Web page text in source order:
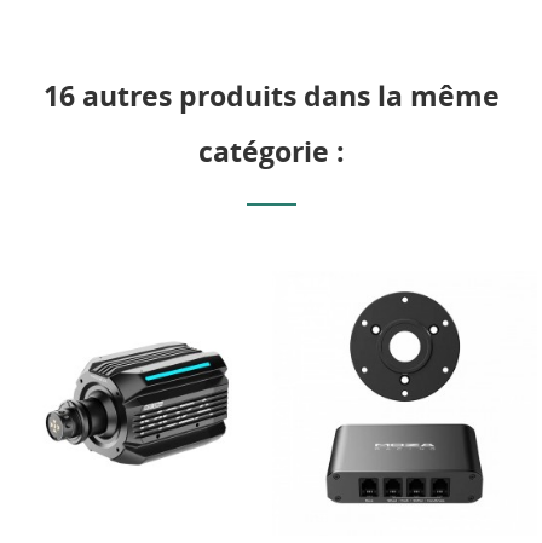
16 autres produits dans la même
catégorie :